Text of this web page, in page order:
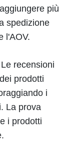
più
spedizione
l'AOV.
Le recensioni
prodotti
i
La prova
i prodotti